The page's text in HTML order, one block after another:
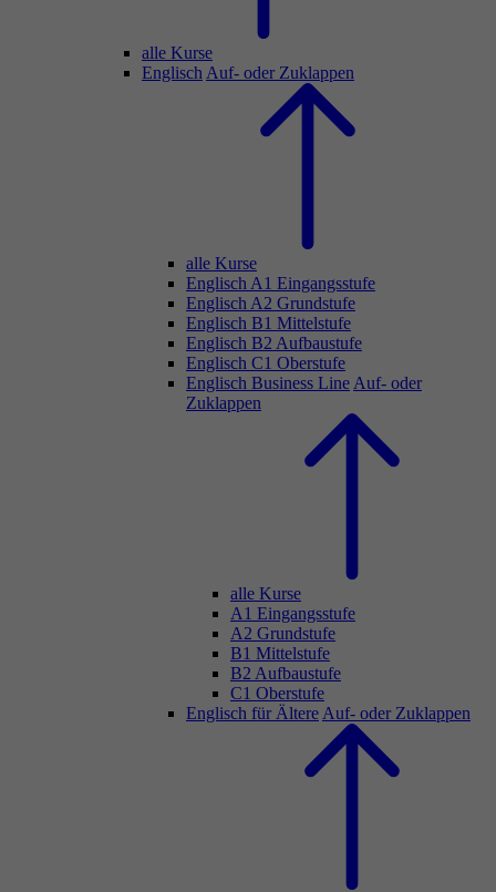
alle Kurse
Englisch Auf- oder Zuklappen
alle Kurse
Englisch A1 Eingangsstufe
Englisch A2 Grundstufe
Englisch B1 Mittelstufe
Englisch B2 Aufbaustufe
Englisch C1 Oberstufe
Englisch Business Line Auf- oder
Zuklappen
alle Kurse
A1 Eingangsstufe
A2 Grundstufe
B1 Mittelstufe
B2 Aufbaustufe
C1 Oberstufe
Englisch für Ältere Auf- oder Zuklappen